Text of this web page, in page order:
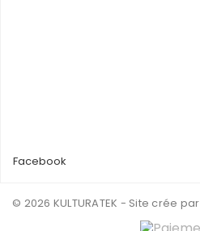
Facebook
© 2026 KULTURATEK - Site crée par